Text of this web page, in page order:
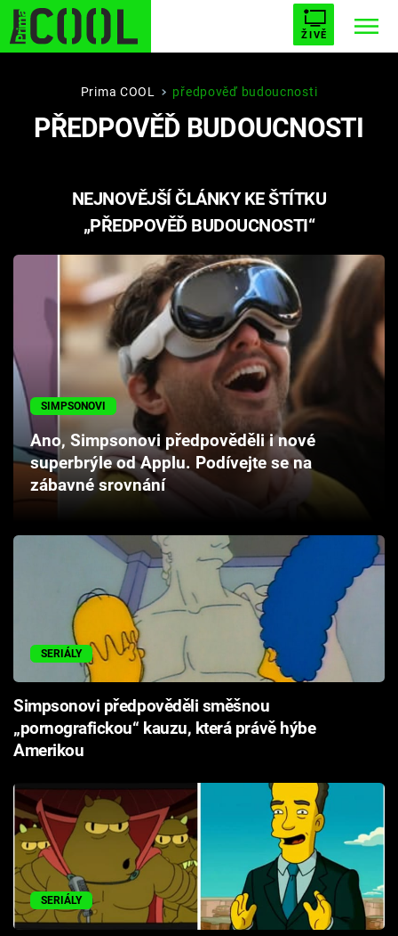
ŽIVĚ
STARHOUSE BUFFY, PŘEMOŽITELKA UPÍRŮ
ESCAPE PLNEJ KOTEL AVENGERS 5
Témata
Filmy
Seriály
Cool Esport
Pořady
Sledujte prima+
Přihlášení
Sledujte nás
Prima COOL předpověď budoucnosti
PŘEDPOVĚĎ BUDOUCNOSTI
NEJNOVĚJŠÍ ČLÁNKY KE ŠTÍTKU
„PŘEDPOVĚĎ BUDOUCNOSTI“
SIMPSONOVI
Ano, Simpsonovi předpověděli i nové
superbrýle od Applu. Podívejte se na
zábavné srovnání
SERIÁLY
Simpsonovi předpověděli směšnou
„pornografickou“ kauzu, která právě hýbe
Amerikou
SERIÁLY